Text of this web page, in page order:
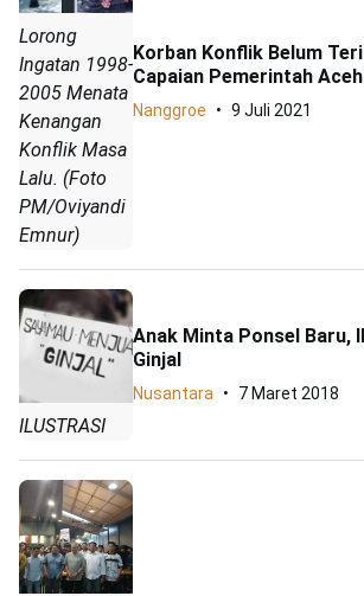
Lorong
Ingatan 1998-
2005 Menata
Kenangan
Konflik Masa
Lalu. (Foto
PM/Oviyandi
Emnur)
Korban Konflik Belum
Capaian Pemerintah
Nanggroe 9 Juli 2021
ILUSTRASI
Anak Minta Ponsel Baru,
Ginjal
Nusantara 7 Maret 2018